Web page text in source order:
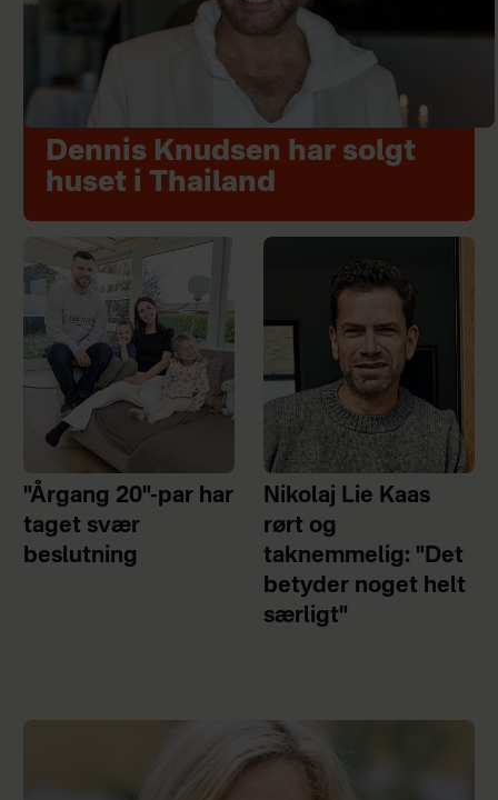
Dennis Knudsen har solgt
huset i Thailand
"Årgang 20"-par har
taget svær
beslutning
Nikolaj Lie Kaas
rørt og
taknemmelig: "Det
betyder noget helt
særligt"